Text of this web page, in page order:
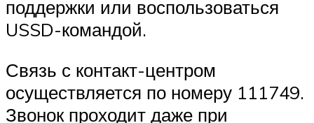
поддержки или воспользоваться
USSD-командой.
Связь с контакт-центром
осуществляется по номеру 111749.
Звонок проходит даже при